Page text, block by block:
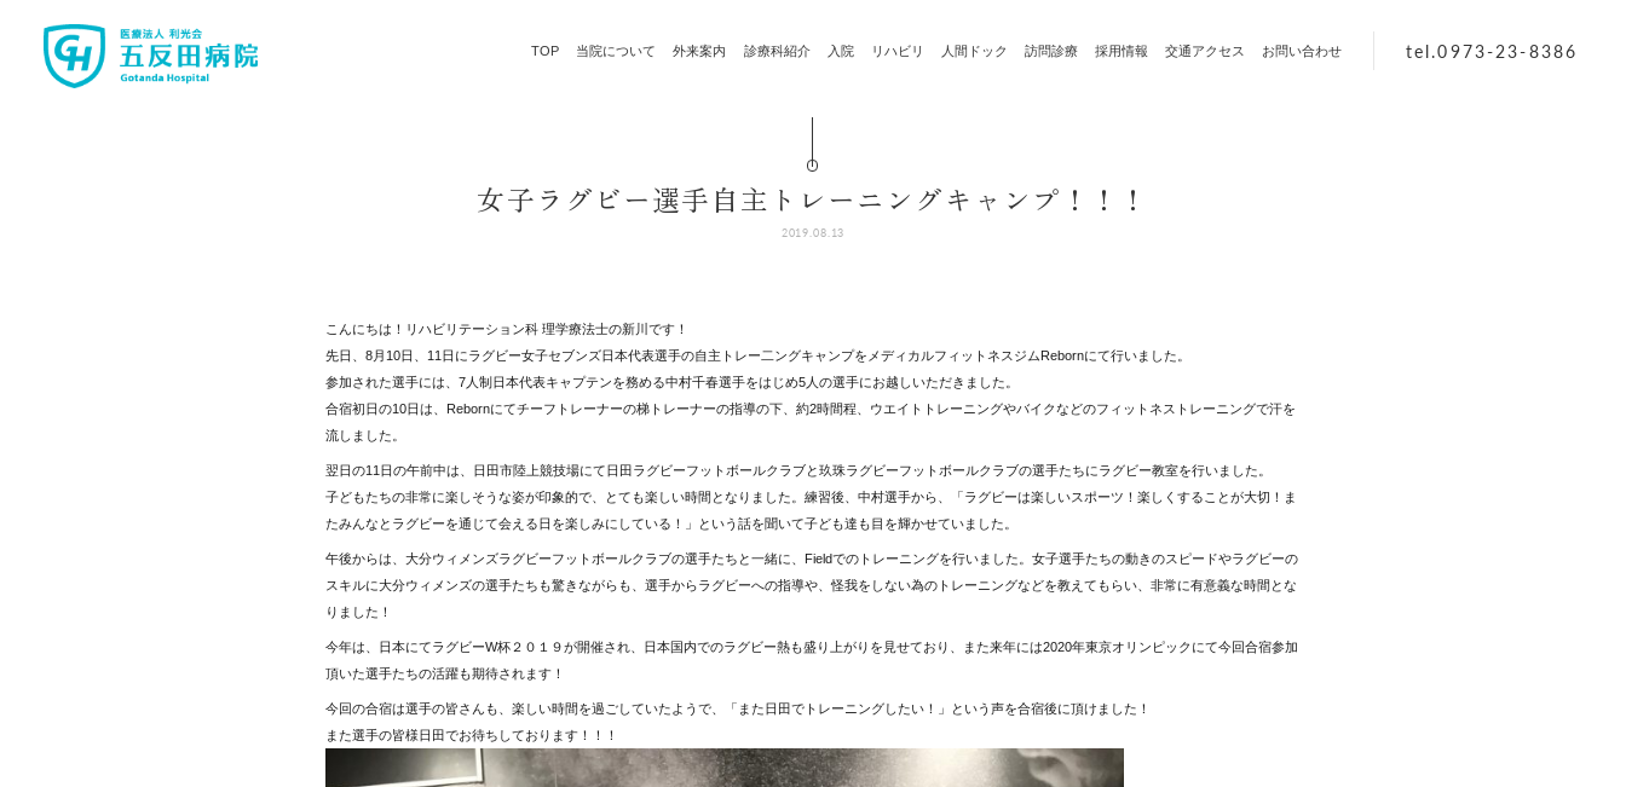
TOP 当院について 外来案内 診療科紹介 入院 リハビリ 人間ドック 訪問診療 採用情報 交通アクセス お問い合わせ tel.0973-23-8386
女子ラグビー選手自主トレーニングキャンプ！！！
2019.08.13
こんにちは！リハビリテーション科 理学療法士の新川です！
先日、8月10日、11日にラグビー女子セブンズ日本代表選手の自主トレー二ングキャンプをメディカルフィットネスジムRebornにて行いました。
参加された選手には、7人制日本代表キャプテンを務める中村千春選手をはじめ5人の選手にお越しいただきました。
合宿初日の10日は、Rebornにてチーフトレーナーの梯トレーナーの指導の下、約2時間程、ウエイトトレーニングやバイクなどのフィットネストレーニングで汗を
流しました。
翌日の11日の午前中は、日田市陸上競技場にて日田ラグビーフットボールクラブと玖珠ラグビーフットボールクラブの選手たちにラグビー教室を行いました。
子どもたちの非常に楽しそうな姿が印象的で、とても楽しい時間となりました。練習後、中村選手から、「ラグビーは楽しいスポーツ！楽しくすることが大切！ま
たみんなとラグビーを通じて会える日を楽しみにしている！」という話を聞いて子ども達も目を輝かせていました。
午後からは、大分ウィメンズラグビーフットボールクラブの選手たちと一緒に、Fieldでのトレーニングを行いました。女子選手たちの動きのスピードやラグビーの
スキルに大分ウィメンズの選手たちも驚きながらも、選手からラグビーへの指導や、怪我をしない為のトレーニングなどを教えてもらい、非常に有意義な時間とな
りました！
今年は、日本にてラグビーW杯２０１９が開催され、日本国内でのラグビー熱も盛り上がりを見せており、また来年には2020年東京オリンピックにて今回合宿参加
頂いた選手たちの活躍も期待されます！
今回の合宿は選手の皆さんも、楽しい時間を過ごしていたようで、「また日田でトレーニングしたい！」という声を合宿後に頂けました！
また選手の皆様日田でお待ちしております！！！